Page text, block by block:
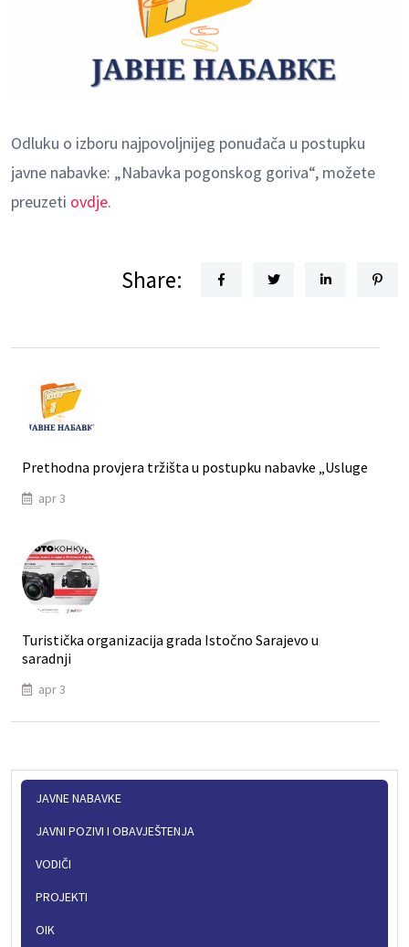
Odluku o izboru najpovoljnijeg ponuđača u postupku
javne nabavke: „Nabavka pogonskog goriva“, možete
preuzeti ovdje.
Share:
Prethodna provjera tržišta u postupku nabavke „Usluge
apr 3
Turistička organizacija grada Istočno Sarajevo u
saradnji
apr 3
JAVNE NABAVKE
JAVNI POZIVI I OBAVJEŠTENJA
VODIČI
PROJEKTI
OIK